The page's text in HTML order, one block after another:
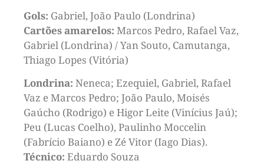
Gols: Gabriel, João Paulo (Londrina)
Cartões amarelos: Marcos Pedro, Rafael Vaz,
Gabriel (Londrina) / Yan Souto, Camutanga,
Thiago Lopes (Vitória)
Londrina: Neneca; Ezequiel, Gabriel, Rafael
Vaz e Marcos Pedro; João Paulo, Moisés
Gaúcho (Rodrigo) e Higor Leite (Vinícius Jaú);
Peu (Lucas Coelho), Paulinho Moccelin
(Fabrício Baiano) e Zé Vitor (Iago Dias).
Técnico: Eduardo Souza